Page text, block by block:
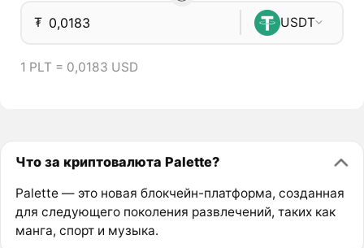
₮ USDT
1 PLT = 0,0183 USD
Что за криптовалюта Palette?
Palette — это новая блокчейн-платформа, созданная
для следующего поколения развлечений, таких как
манга, спорт и музыка.